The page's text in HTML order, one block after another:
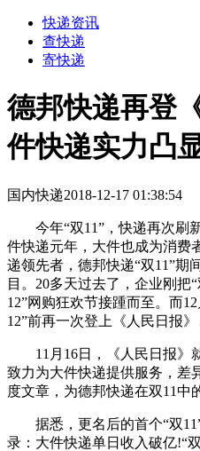
快递资讯
查快递
寄快递
德邦快递再登
件快递实力凸
国内快递2018-12-17 01:38:54
今年“双11”，快递再次刷新
件快递元年，大件也成为消费
递领先者，德邦快递“双11”期
目。20多天过去了，企业刚把
12”网购狂欢节接踵而至。而
12”前再一次登上《人民日报
11月16日，《人民日报》
致力为大件快递提供服务，差
度文章，为德邦快递在双11中
据悉，更名后的首个“双
录：大件快递单日收入破亿!“